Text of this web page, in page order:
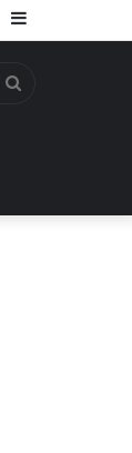
Barra